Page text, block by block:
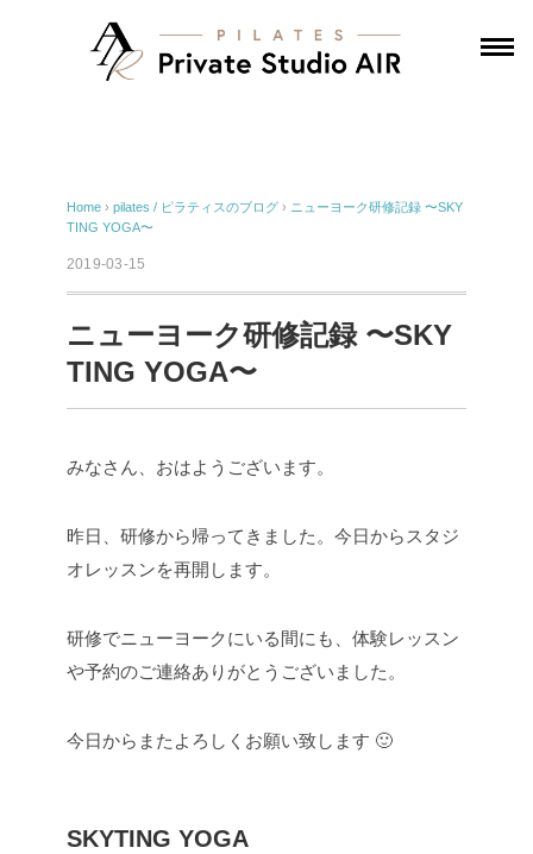
Home › pilates / ピラティスのブログ › ニューヨーク研修記録 〜SKY
TING YOGA〜
2019-03-15
ニューヨーク研修記録 〜SKY
TING YOGA〜
みなさん、おはようございます。
昨日、研修から帰ってきました。今日からスタジ
オレッスンを再開します。
研修でニューヨークにいる間にも、体験レッスン
や予約のご連絡ありがとうございました。
今日からまたよろしくお願い致します 🙂
SKYTING YOGA